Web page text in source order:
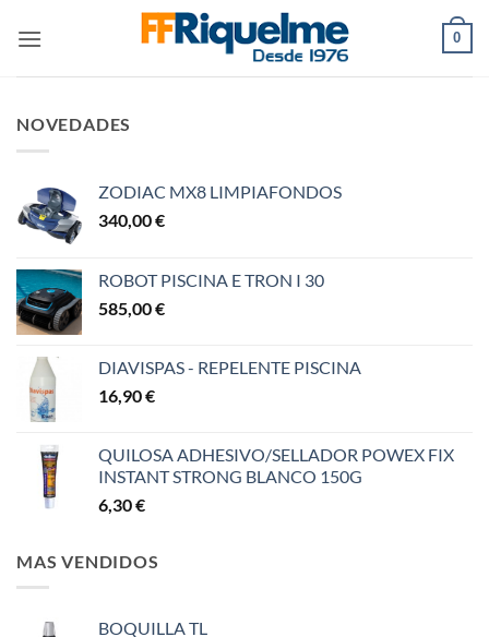
0
NOVEDADES
ZODIAC MX8 LIMPIAFONDOS
340,00€
ROBOT PISCINA E TRON I 30
585,00€
DIAVISPAS - REPELENTE PISCINA
16,90€
QUILOSA ADHESIVO/SELLADOR POWEX FIX
INSTANT STRONG BLANCO 150G
6,30€
MAS VENDIDOS
BOQUILLA TL